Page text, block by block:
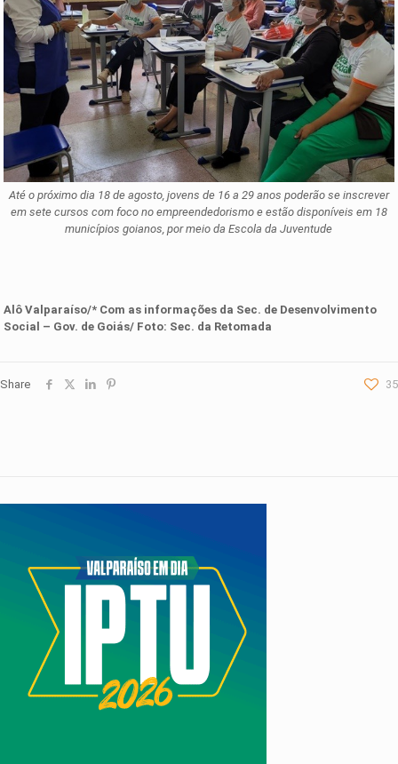
Até o próximo dia 18 de agosto, jovens de 16 a 29 anos poderão se inscrever
em sete cursos com foco no empreendedorismo e estão disponíveis em 18
municípios goianos, por meio da Escola da Juventude
Alô Valparaíso/* Com as informações da Sec. de Desenvolvimento
Social – Gov. de Goiás/ Foto: Sec. da Retomada
Share 35